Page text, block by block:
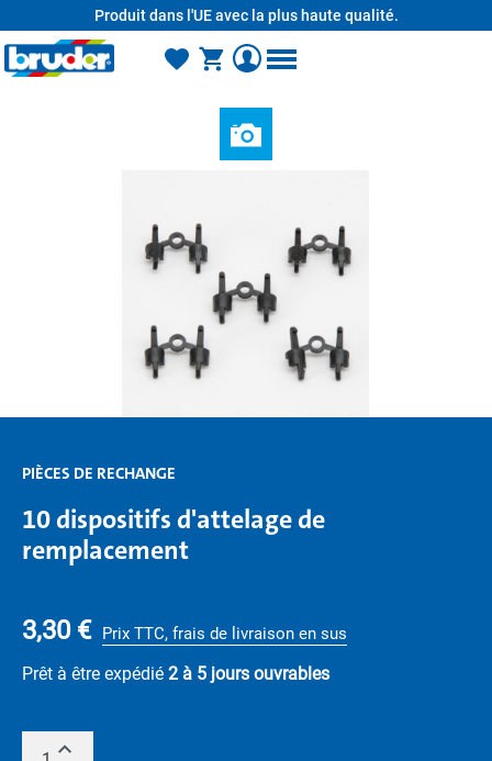
Produit dans l'UE avec la plus haute qualité.
PIÈCES DE RECHANGE
10 dispositifs d'attelage de
remplacement
3,30 € Prix TTC, frais de livraison en sus
Prêt à être expédié 2 à 5 jours ouvrables